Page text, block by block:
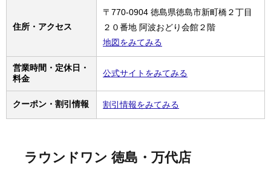
住所・アクセス
〒770-0904 徳島県徳島市新町橋２丁目
２０番地 阿波おどり会館２階
地図をみてみる
営業時間・定休日・
料金
公式サイトをみてみる
クーポン・割引情報 割引情報をみてみる
ラウンドワン 徳島・万代店